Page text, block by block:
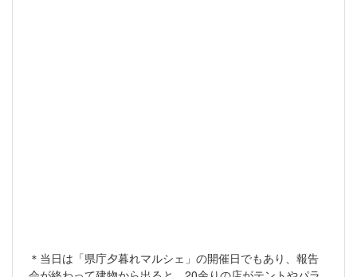
＊当日は「県庁夕暮れマルシェ」の開催日でもあり、報告